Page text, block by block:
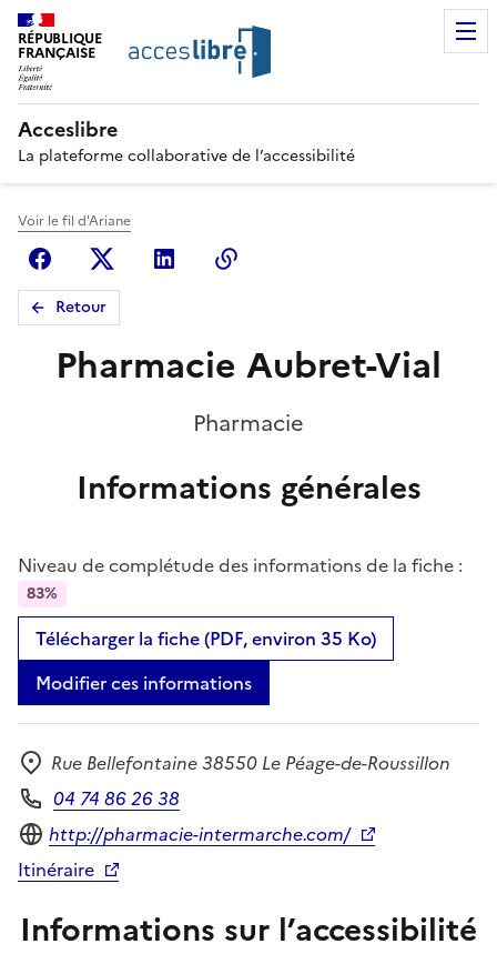
RÉPUBLIQUE
FRANÇAISE
Acceslibre
La plateforme collaborative de l’accessibilité
Voir le fil d'Ariane
FacebookX (anciennement Twitter)
Linkedin
Retour
Pharmacie Aubret-Vial
Pharmacie
Informations générales
Niveau de complétude des informations de la fiche :
83%
Télécharger la fiche (PDF, environ 35 Ko)
Modifier ces informations
Adresse
Rue Bellefontaine 38550 Le Péage-de-Roussillon
Téléphone
04 74 86 26 38
Site internet
http://pharmacie-intermarche.com/
Itinéraire
Informations sur l’accessibilité